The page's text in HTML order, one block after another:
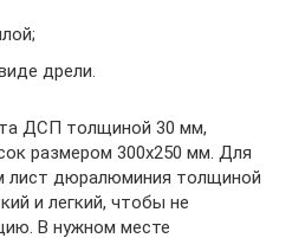
дрели.
ДСП толщиной 30 мм,
размером 300х250 мм. Для
лист дюралюминия толщиной
и легкий, чтобы не
В нужном месте